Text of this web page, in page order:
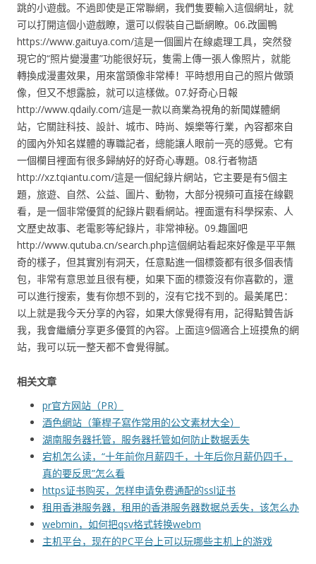
跳的小遊戲。不過即使是正常聯網，我們隻要輸入這個網址，就
可以打開這個小遊戲瞭，還可以假裝自己斷網瞭。06.改圖鴨
https://www.gaituya.com/這是一個圖片在線處理工具，突然發
現它的“照片變漫畫”功能很好玩，隻需上傳一張人像照片，就能
轉換成漫畫效果，用來當頭像非常棒！平時想用自己的照片做頭
像，但又不想露臉，就可以這樣做。07.好奇心日報
http://www.qdaily.com/這是一款以商業為視角的新聞媒體網
站，它關註科技、設計、城市、時尚、娛樂等行業，內容都來自
的國內外知名媒體的專職記者，總能讓人眼前一亮的感覺。它有
一個欄目裡面有很多歸納好的好奇心專題。08.行者物語
http://xz.tqiantu.com/這是一個紀錄片網站，它主要是有5個主
題，旅遊、自然、公益、圖片、動物，大部分視頻可直接在線觀
看，是一個非常優質的紀錄片觀看網站。裡面還有科學探索、人
文歷史故事、老電影等紀錄片，非常神秘。09.趣圖吧
http://www.qutuba.cn/search.php這個網站看起來好像是平平無
奇的樣子，但其實別有洞天，任意點進一個標簽都有很多個表情
包，非常有意思並且很有梗，如果下面的標簽沒有你喜歡的，還
可以進行搜索，隻有你想不到的，沒有它找不到的。最美尾巴：
以上就是我今天分享的內容，如果大傢覺得有用，記得點贊告訴
我，我會繼續分享更多優質的內容。上面這9個適合上班摸魚的網
站，我可以玩一整天都不會覺得膩。
相关文章
pr官方网站（PR）
酒色網站（筆桿子寫作常用的公文素材大全）
湖南服务器托管，服务器托管如何防止数据丢失
宕机怎么读，“十年前你月薪四千，十年后你月薪仍四千，
真的要反思”怎么看
https证书购买，怎样申请免费通配的ssl证书
租用香港服务器，租用的香港服务器数据总丢失，该怎么办
webmin，如何把qsv格式转换webm
主机平台，现在的PC平台上可以玩哪些主机上的游戏